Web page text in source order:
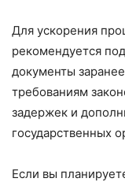
Для ускорения
рекомендуется
документы
требованиям
задержек и
государственных
Если вы